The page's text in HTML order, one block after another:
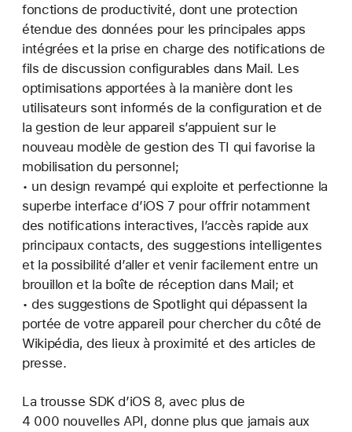
fonctions de productivité, dont une protection
étendue des données pour les principales apps
intégrées et la prise en charge des notifications de
fils de discussion configurables dans Mail. Les
optimisations apportées à la manière dont les
utilisateurs sont informés de la configuration et de
la gestion de leur appareil s’appuient sur le
nouveau modèle de gestion des TI qui favorise la
mobilisation du personnel;
• un design revampé qui exploite et perfectionne la
superbe interface d’iOS 7 pour offrir notamment
des notifications interactives, l’accès rapide aux
principaux contacts, des suggestions intelligentes
et la possibilité d’aller et venir facilement entre un
brouillon et la boîte de réception dans Mail; et
• des suggestions de Spotlight qui dépassent la
portée de votre appareil pour chercher du côté de
Wikipédia, des lieux à proximité et des articles de
presse.
La trousse SDK d’iOS 8, avec plus de
4 000 nouvelles API, donne plus que jamais aux